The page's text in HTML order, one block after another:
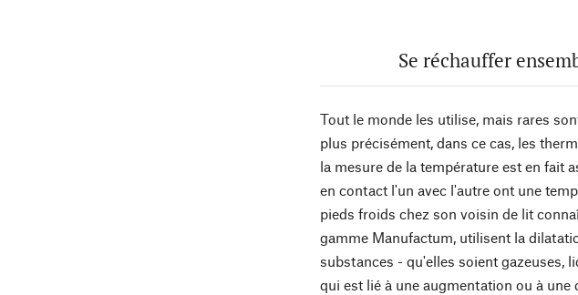
Se réchauffer
Tout le monde les utilise, mais rares
plus précisément, dans ce cas, les
la mesure de la température est en fait
en contact l'un avec l'autre ont une
pieds froids chez son voisin de lit
gamme Manufactum, utilisent la
substances - qu'elles soient gazeuses,
qui est lié à une augmentation ou à